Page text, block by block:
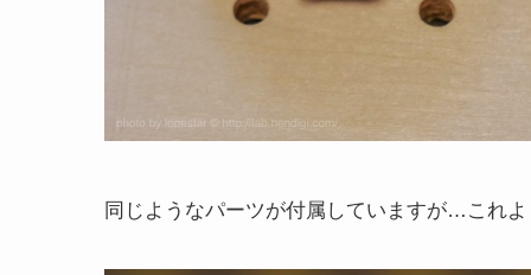
同じようなパーツが付属していますが…これ